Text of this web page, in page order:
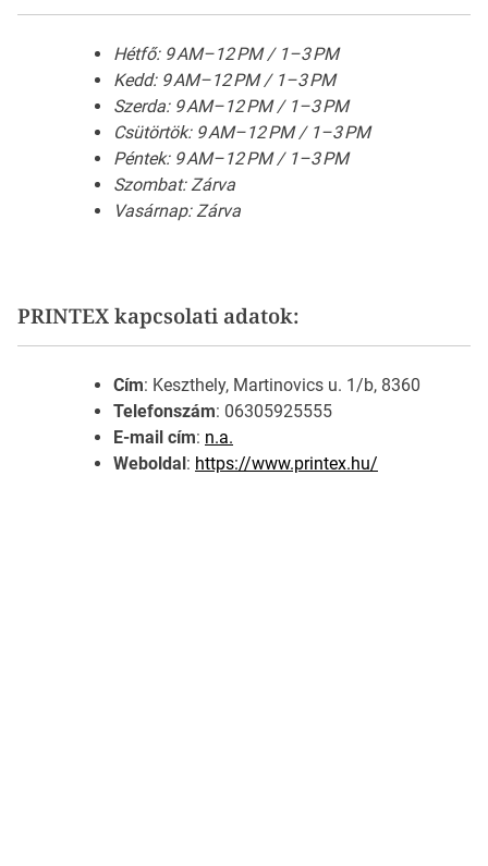
Hétfő: 9 AM–12 PM / 1–3 PM
Kedd: 9 AM–12 PM / 1–3 PM
Szerda: 9 AM–12 PM / 1–3 PM
Csütörtök: 9 AM–12 PM / 1–3 PM
Péntek: 9 AM–12 PM / 1–3 PM
Szombat: Zárva
Vasárnap: Zárva
PRINTEX kapcsolati adatok:
Cím: Keszthely, Martinovics u. 1/b, 8360
Telefonszám: 06305925555
E-mail cím: n.a.
Weboldal : https://www.printex.hu/